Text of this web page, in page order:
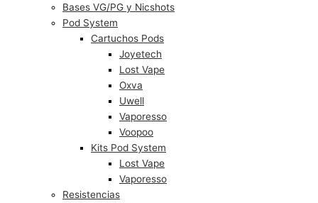
Bases VG/PG y Nicshots
Pod System
Cartuchos Pods
Joyetech
Lost Vape
Oxva
Uwell
Vaporesso
Voopoo
Kits Pod System
Lost Vape
Vaporesso
Resistencias